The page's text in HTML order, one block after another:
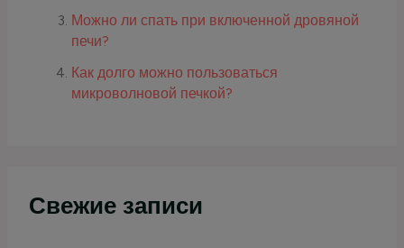
Можно ли спать при включенной дровяной
печи?
Как долго можно пользоваться
микроволновой печкой?
Свежие записи